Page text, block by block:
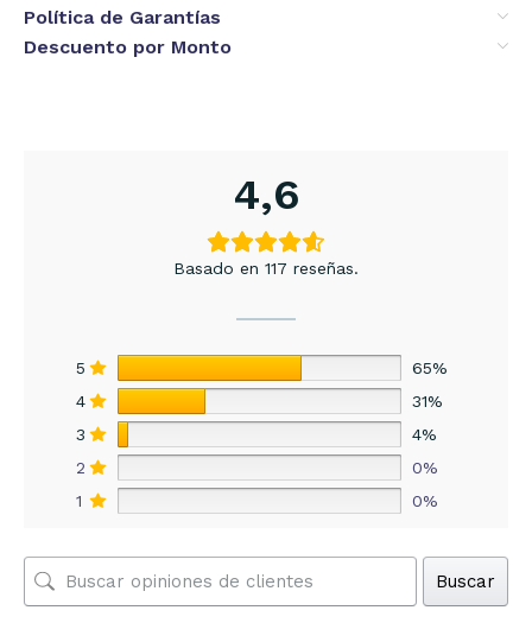
Política de Garantías
Descuento por Monto
4,6
Basado en 117 reseñas.
5
65%
4
31%
3
4%
2
0%
1
0%
Buscar